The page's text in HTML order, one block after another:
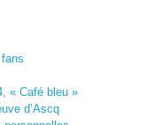
« Café bleu »
d’Ascq